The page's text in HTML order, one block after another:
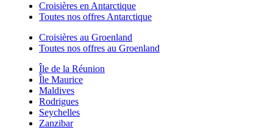
Croisières en Antarctique
Toutes nos offres Antarctique
Croisières au Groenland
Toutes nos offres au Groenland
Île de la Réunion
Île Maurice
Maldives
Rodrigues
Seychelles
Zanzibar